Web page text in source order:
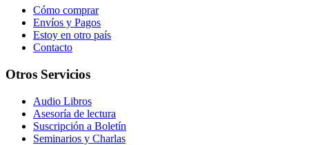
Cómo comprar
Envíos y Pagos
Estoy en otro país
Contacto
Otros Servicios
Audio Libros
Asesoría de lectura
Suscripción a Boletín
Seminarios y Charlas